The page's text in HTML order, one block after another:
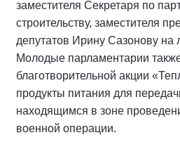
заместителя Секретаря по
строительству, заместителя
депутатов Ирину Сазонову на
Молодые парламентарии
благотворительной акции
продукты питания для
находящимся в зоне
военной операции.